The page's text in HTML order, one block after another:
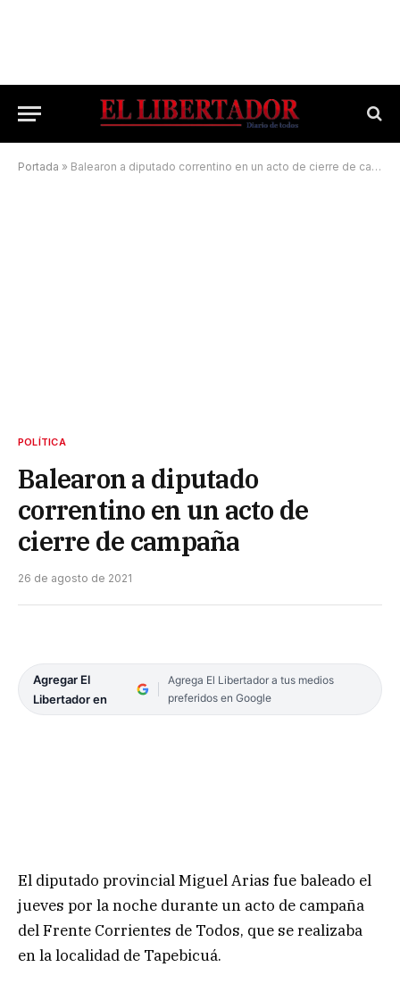
Portada » Balearon a diputado correntino en un acto de cierre de campaña
POLÍTICA
Balearon a diputado
correntino en un acto de
cierre de campaña
26 de agosto de 2021
Agregar El
Libertador en
Agrega El Libertador a tus medios
preferidos en Google
El diputado provincial Miguel Arias fue baleado el
jueves por la noche durante un acto de campaña
del Frente Corrientes de Todos, que se realizaba
en la localidad de Tapebicuá.